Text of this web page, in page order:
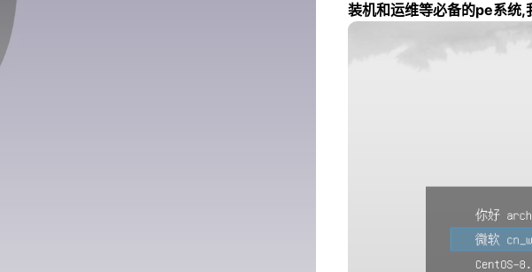
装机和运维等必备的pe系统